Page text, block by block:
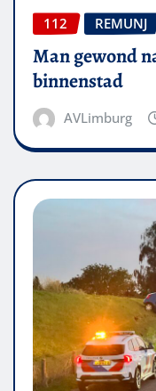
112 REMUNJ
Man gewond
binnenstad
AVLimburg